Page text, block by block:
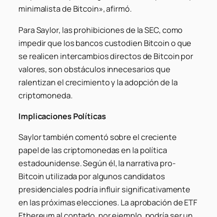
minimalista de Bitcoin», afirmó.
Para Saylor, las prohibiciones de la SEC, como
impedir que los bancos custodien Bitcoin o que
se realicen intercambios directos de Bitcoin por
valores, son obstáculos innecesarios que
ralentizan el crecimiento y la adopción de la
criptomoneda.
Implicaciones Políticas
Saylor también comentó sobre el creciente
papel de las criptomonedas en la política
estadounidense. Según él, la narrativa pro-
Bitcoin utilizada por algunos candidatos
presidenciales podría influir significativamente
en las próximas elecciones. La aprobación de ETF